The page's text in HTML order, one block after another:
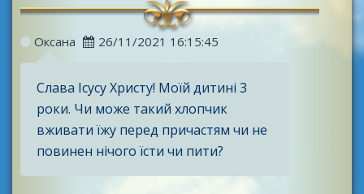
Оксана 26/11/2021 16:15:45
Слава Ісусу Христу! Моїй дитині 3
роки. Чи може такий хлопчик
вживати їжу перед причастям чи не
повинен нічого їсти чи пити?